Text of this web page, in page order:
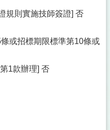
規則實施技師簽證] 否
或招標期限標準第10條或
1款辦理] 否